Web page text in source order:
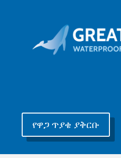
የዋጋ ጥያቄ ያቅርቡ